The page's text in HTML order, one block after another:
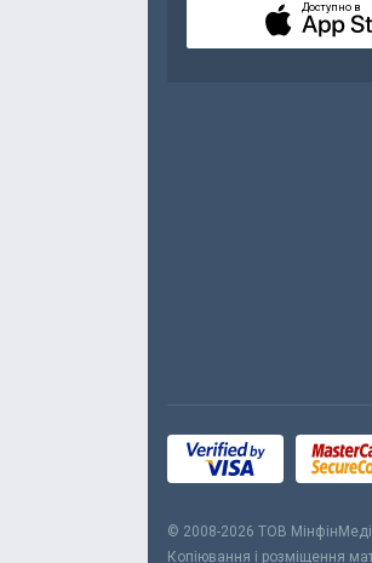
Доступно в
© 2008-2026 ТОВ
Копіювання і розміщення